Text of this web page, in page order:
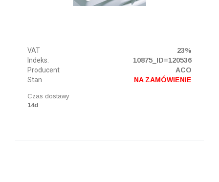
VAT
23%
Indeks:
10875_ID=120536
Producent
ACO
Stan
NA ZAMÓWIENIE
Czas dostawy
14d